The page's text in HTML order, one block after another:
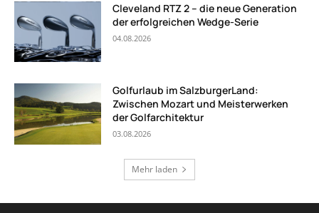
Cleveland RTZ 2 – die neue Generation
der erfolgreichen Wedge-Serie
04.08.2026
Golfurlaub im SalzburgerLand:
Zwischen Mozart und Meisterwerken
der Golfarchitektur
03.08.2026
Mehr laden